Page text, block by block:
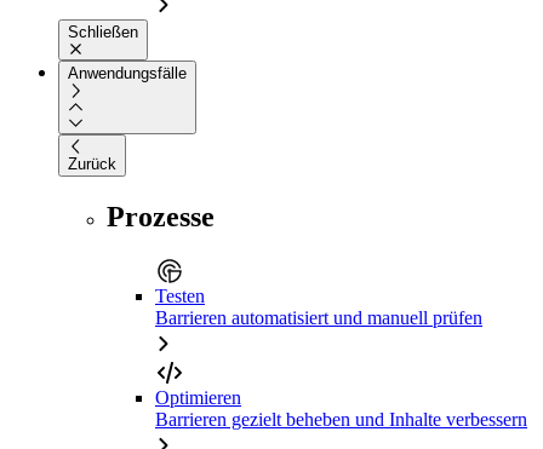
Schließen
Anwendungsfälle
Zurück
Prozesse
Testen
Barrieren automatisiert und manuell prüfen
Optimieren
Barrieren gezielt beheben und Inhalte verbessern